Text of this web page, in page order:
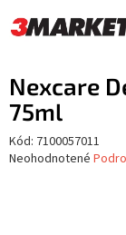
na
obsah
Nexcare
75ml
Kód: 7100057011
Priemerné
Neohodnotené